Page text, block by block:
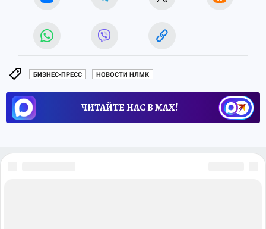
БИЗНЕС-ПРЕСС НОВОСТИ НЛМК
ЧИТАЙТЕ НАС В МАХ!